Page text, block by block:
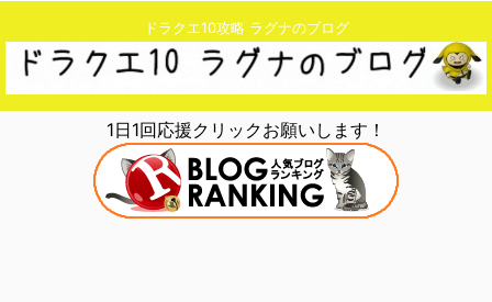
ドラクエ10攻略 ラグナのブログ
1日1回応援クリックお願いします！